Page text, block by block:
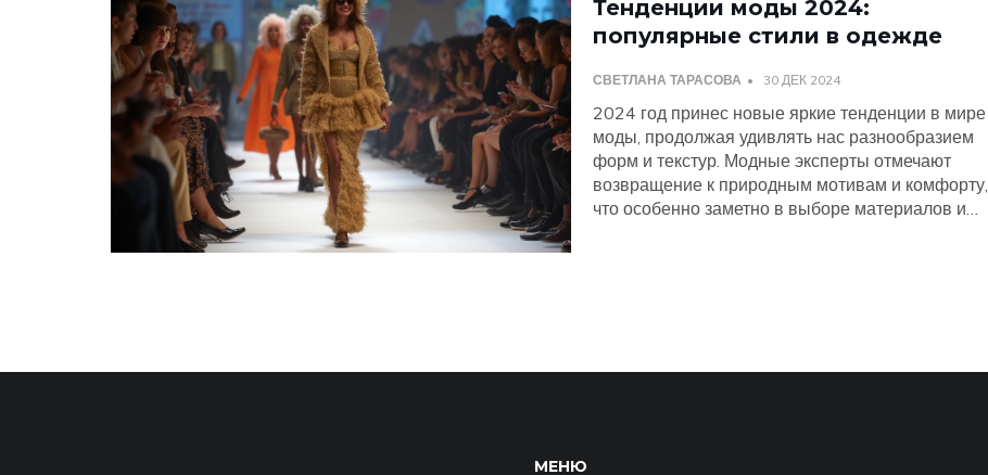
Тенденции моды 2024:
популярные стили в одежде
СВЕТЛАНА ТАРАСОВА 30 ДЕК 2024
2024 год принес новые яркие тенденции в мире
моды, продолжая удивлять нас разнообразием
форм и текстур. Модные эксперты отмечают
возвращение к природным мотивам и комфорту,
что особенно заметно в выборе материалов и
года, которые помогут вам оставаться в тренде.
МЕНЮ